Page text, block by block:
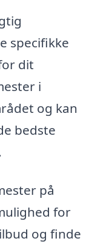
specifikke
dit
i
og kan
bedste
på
for
og finde